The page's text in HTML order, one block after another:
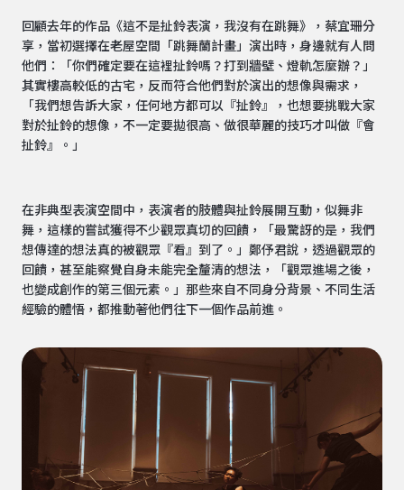
回顧去年的作品《這不是扯鈴表演，我沒有在跳舞》，蔡宜珊分
享，當初選擇在老屋空間「跳舞蘭計畫」演出時，身邊就有人問
他們：「你們確定要在這裡扯鈴嗎？打到牆壁、燈軌怎麼辦？」
其實樓高較低的古宅，反而符合他們對於演出的想像與需求，
「我們想告訴大家，任何地方都可以『扯鈴』，也想要挑戰大家
對於扯鈴的想像，不一定要拋很高、做很華麗的技巧才叫做『會
扯鈴』。」
在非典型表演空間中，表演者的肢體與扯鈴展開互動，似舞非
舞，這樣的嘗試獲得不少觀眾真切的回饋，「最驚訝的是，我們
想傳達的想法真的被觀眾『看』到了。」鄭伃君說，透過觀眾的
回饋，甚至能察覺自身未能完全釐清的想法，「觀眾進場之後，
也變成創作的第三個元素。」那些來自不同身分背景、不同生活
經驗的體悟，都推動著他們往下一個作品前進。